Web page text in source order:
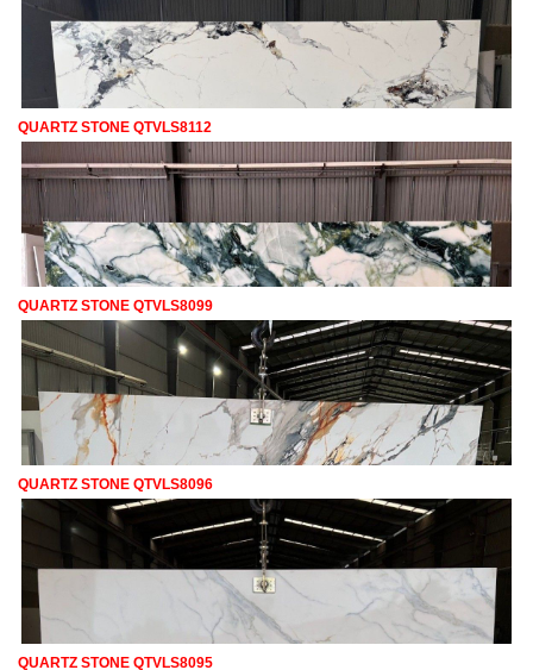
QUARTZ STONE QTVLS8112
QUARTZ STONE QTVLS8099
QUARTZ STONE QTVLS8096
QUARTZ STONE QTVLS8095